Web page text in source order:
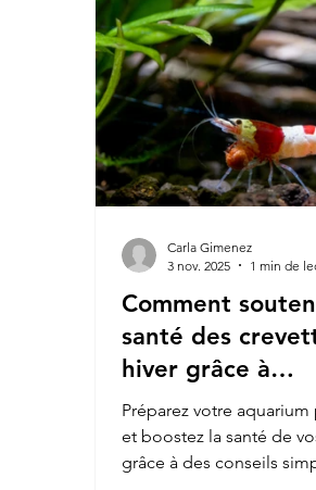
Comment
santé des
hiver grâce à
l’alimentation
Préparez votre aquarium
et boostez la santé de
grâce à des conseils
Carla Gimenez
3 nov. 2025
1 min de